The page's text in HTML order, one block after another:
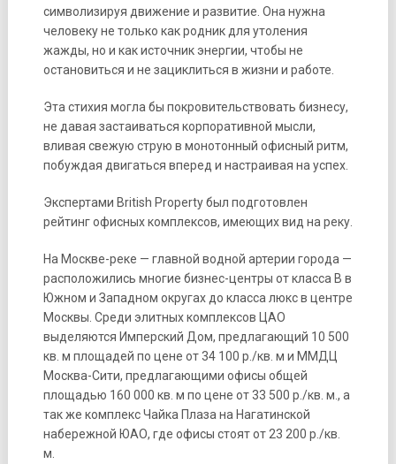
символизируя движение и развитие. Она нужна
человеку не только как родник для утоления
жажды, но и как источник энергии, чтобы не
остановиться и не зациклиться в жизни и работе.
Эта стихия могла бы покровительствовать бизнесу,
не давая застаиваться корпоративной мысли,
вливая свежую струю в монотонный офисный ритм,
побуждая двигаться вперед и настраивая на успех.
Экспертами British Property был подготовлен
рейтинг офисных комплексов, имеющих вид на реку.
На Москве-реке — главной водной артерии города —
расположились многие бизнес-центры от класса В в
Южном и Западном округах до класса люкс в центре
Москвы. Среди элитных комплексов ЦАО
выделяются Имперский Дом, предлагающий 10 500
кв. м площадей по цене от 34 100 р./кв. м и ММДЦ
Москва-Сити, предлагающими офисы общей
площадью 160 000 кв. м по цене от 33 500 р./кв. м., а
так же комплекс Чайка Плаза на Нагатинской
набережной ЮАО, где офисы стоят от 23 200 р./кв.
м.